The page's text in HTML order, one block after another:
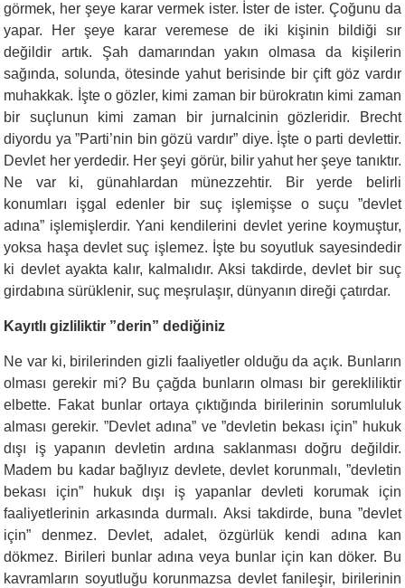
görmek, her şeye karar vermek ister. İster de ister. Çoğunu da
yapar. Her şeye karar veremese de iki kişinin bildiği sır
değildir artık. Şah damarından yakın olmasa da kişilerin
sağında, solunda, ötesinde yahut berisinde bir çift göz vardır
muhakkak. İşte o gözler, kimi zaman bir bürokratın kimi zaman
bir suçlunun kimi zaman bir jurnalcinin gözleridir. Brecht
diyordu ya ”Parti’nin bin gözü vardır” diye. İşte o parti devlettir.
Devlet her yerdedir. Her şeyi görür, bilir yahut her şeye tanıktır.
Ne var ki, günahlardan münezzehtir. Bir yerde belirli
konumları işgal edenler bir suç işlemişse o suçu ”devlet
adına” işlemişlerdir. Yani kendilerini devlet yerine koymuştur,
yoksa haşa devlet suç işlemez. İşte bu soyutluk sayesindedir
ki devlet ayakta kalır, kalmalıdır. Aksi takdirde, devlet bir suç
girdabına sürüklenir, suç meşrulaşır, dünyanın direği çatırdar.
Kayıtlı gizliliktir ”derin” dediğiniz
Ne var ki, birilerinden gizli faaliyetler olduğu da açık. Bunların
olması gerekir mi? Bu çağda bunların olması bir gerekliliktir
elbette. Fakat bunlar ortaya çıktığında birilerinin sorumluluk
alması gerekir. ”Devlet adına” ve ”devletin bekası için” hukuk
dışı iş yapanın devletin ardına saklanması doğru değildir.
Madem bu kadar bağlıyız devlete, devlet korunmalı, ”devletin
bekası için” hukuk dışı iş yapanlar devleti korumak için
faaliyetlerinin arkasında durmalı. Aksi takdirde, buna ”devlet
için” denmez. Devlet, adalet, özgürlük kendi adına kan
dökmez. Birileri bunlar adına veya bunlar için kan döker. Bu
kavramların soyutluğu korunmazsa devlet fanileşir, birilerinin